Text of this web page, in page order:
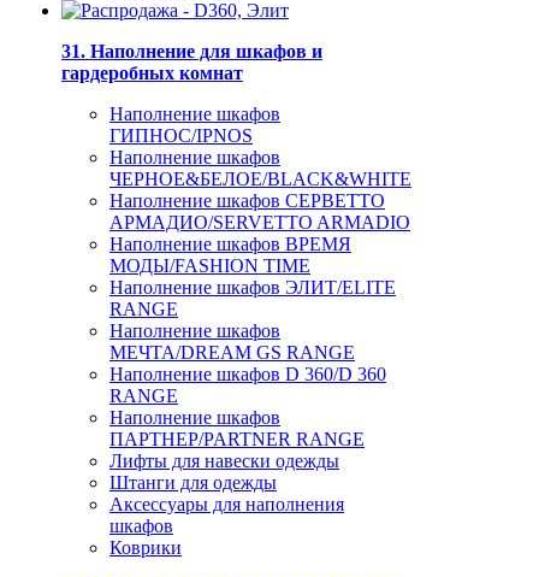
31. Наполнение для шкафов и
гардеробных комнат
Наполнение шкафов
ГИПНОС/IPNOS
Наполнение шкафов
ЧЕРНОЕ&БЕЛОЕ/BLACK&WHITE
Наполнение шкафов СЕРВЕТТО
АРМАДИО/SERVETTO ARMADIO
Наполнение шкафов ВРЕМЯ
МОДЫ/FASHION TIME
Наполнение шкафов ЭЛИТ/ELITE
RANGE
Наполнение шкафов
МЕЧТА/DREAM GS RANGE
Наполнение шкафов D 360/D 360
RANGE
Наполнение шкафов
ПАРТНЕР/PARTNER RANGE
Лифты для навески одежды
Штанги для одежды
Аксессуары для наполнения
шкафов
Коврики